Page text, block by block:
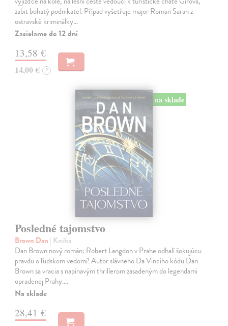
zabit bohatý podnikatel. Případ vyšetřuje major Roman Saran z
ostravské kriminálky…
Zasielame do 12 dní
13,58 €
14,00 € ?
na sklade
Posledné tajomstvo
Brown Dan | Kniha
Dan Brown nový román: Robert Langdon v Prahe odhalí šokujúcu
pravdu o ľudskom vedomí! Autor slávneho Da Vinciho kódu Dan
Brown sa vracia s napínavým thrillerom zasadeným do legendami
opradenej Prahy.…
Na sklade
28,41 €